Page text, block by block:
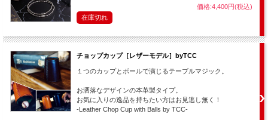
価格:4,400円(税込)
在庫切れ
チョップカップ［レザーモデル］byTCC
１つのカップとボールで演じるテーブルマジック。
お洒落なデザインの本革製タイプ。
お気に入りの逸品を持ちたい方はお見逃し無く！
-Leather Chop Cup with Balls by TCC-